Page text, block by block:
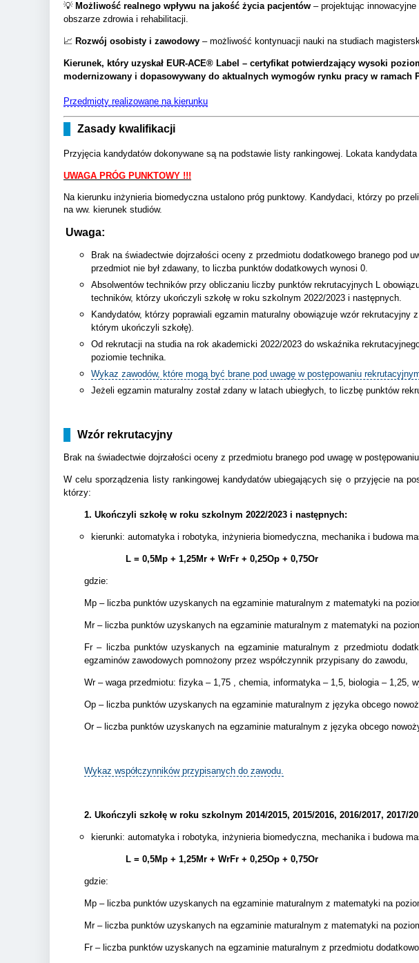
💡 Możliwość realnego wpływu na jakość życia pacjentów – projektując innowacyjne
obszarze zdrowia i rehabilitacji.
📈 Rozwój osobisty i zawodowy – możliwość kontynuacji nauki na studiach
Kierunek, który uzyskał EUR-ACE® Label – certyfikat potwierdzający wysoki
modernizowany i dopasowywany do aktualnych wymogów rynku pracy w ramach
Przedmioty realizowane na kierunku
Zasady kwalifikacji
Przyjęcia kandydatów dokonywane są na podstawie listy rankingowej. Lokata
UWAGA PRÓG PUNKTOWY !!!
Na kierunku inżynieria biomedyczna ustalono próg punktowy. Kandydaci, którzy po
na ww. kierunek studiów.
Uwaga:
Brak na świadectwie dojrzałości oceny z przedmiotu dodatkowego branego
przedmiot nie był zdawany, to liczba punktów dodatkowych wynosi 0.
Absolwentów techników przy obliczaniu liczby punktów rekrutacyjnych L
techników, którzy ukończyli szkołę w roku szkolnym 2022/2023 i następnych.
Kandydatów, którzy poprawiali egzamin maturalny obowiązuje wzór
którym ukończyli szkołę).
Od rekrutacji na studia na rok akademicki 2022/2023 do wskaźnika
poziomie technika.
Wykaz zawodów, które mogą być brane pod uwagę w postępowaniu
Jeżeli egzamin maturalny został zdany w latach ubiegłych, to liczbę punktów
Wzór rekrutacyjny
Brak na świadectwie dojrzałości oceny z przedmiotu branego pod uwagę w
W celu sporządzenia listy rankingowej kandydatów ubiegających się o przyjęcie na
którzy:
1. Ukończyli szkołę w roku szkolnym 2022/2023 i następnych:
kierunki: automatyka i robotyka, inżynieria biomedyczna, mechanika i budowa
L = 0,5Mp + 1,25Mr + WrFr + 0,25Op + 0,75Or
gdzie:
Mp – liczba punktów uzyskanych na egzaminie maturalnym z matematyki na
Mr – liczba punktów uzyskanych na egzaminie maturalnym z matematyki na
Fr – liczba punktów uzyskanych na egzaminie maturalnym z przedmiotu
egzaminów zawodowych pomnożony przez współczynnik przypisany do zawodu,
Wr – waga przedmiotu: fizyka – 1,75 , chemia, informatyka – 1,5, biologia – 1,25,
Op – liczba punktów uzyskanych na egzaminie maturalnym z języka obcego
Or – liczba punktów uzyskanych na egzaminie maturalnym z języka obcego
Wykaz współczynników przypisanych do zawodu.
2. Ukończyli szkołę w roku szkolnym 2014/2015, 2015/2016, 2016/2017, 2017/
kierunki: automatyka i robotyka, inżynieria biomedyczna, mechanika i budowa
L = 0,5Mp + 1,25Mr + WrFr + 0,25Op + 0,75Or
gdzie:
Mp – liczba punktów uzyskanych na egzaminie maturalnym z matematyki na
Mr – liczba punktów uzyskanych na egzaminie maturalnym z matematyki na
Fr – liczba punktów uzyskanych na egzaminie maturalnym z przedmiotu